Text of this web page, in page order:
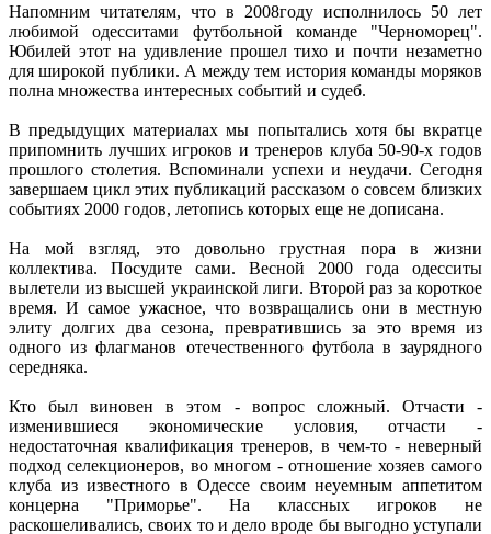
Напомним читателям, что в 2008году исполнилось 50 лет
любимой одесситами футбольной команде "Черноморец".
Юбилей этот на удивление прошел тихо и почти незаметно
для широкой публики. А между тем история команды моряков
полна множества интересных событий и судеб.
В предыдущих материалах мы попытались хотя бы вкратце
припомнить лучших игроков и тренеров клуба 50-90-х годов
прошлого столетия. Вспоминали успехи и неудачи. Сегодня
завершаем цикл этих публикаций рассказом о совсем близких
событиях 2000 годов, летопись которых еще не дописана.
На мой взгляд, это довольно грустная пора в жизни
коллектива. Посудите сами. Весной 2000 года одесситы
вылетели из высшей украинской лиги. Второй раз за короткое
время. И самое ужасное, что возвращались они в местную
элиту долгих два сезона, превратившись за это время из
одного из флагманов отечественного футбола в заурядного
середняка.
Кто был виновен в этом - вопрос сложный. Отчасти -
изменившиеся экономические условия, отчасти -
недостаточная квалификация тренеров, в чем-то - неверный
подход селекционеров, во многом - отношение хозяев самого
клуба из известного в Одессе своим неуемным аппетитом
концерна "Приморье". На классных игроков не
раскошеливались, своих то и дело вроде бы выгодно уступали